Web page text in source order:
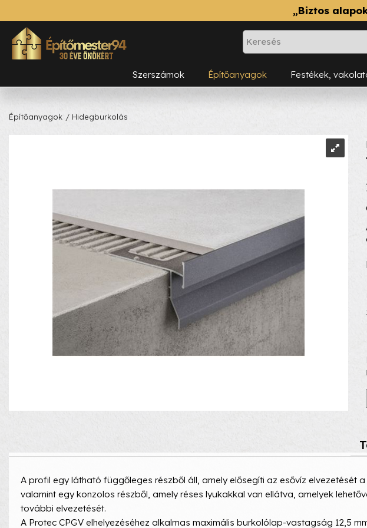
„Biztos
Szerszámok Építőanyagok Festékek,
Építőanyagok / Hidegburkolás
A profil egy látható függőleges részből áll, amely elősegíti az esővíz elvezetését
valamint egy konzolos részből, amely réses lyukakkal van ellátva, amelyek
további elvezetését.
A Protec CPGV elhelyezéséhez alkalmas maximális burkolólap-vastagság 12,5